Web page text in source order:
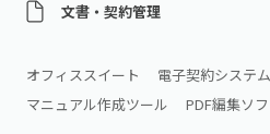
文書・契約管理
オフィススイート 電子契約システム
マニュアル作成ツール
PDF編集ソ